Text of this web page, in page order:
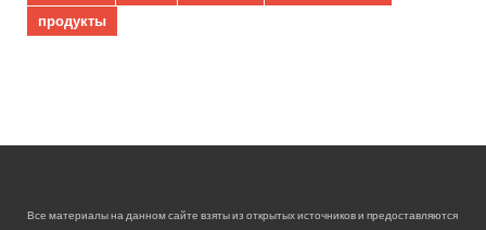
продукты
Все материалы на данном сайте взяты из открытых источников и предоставляются